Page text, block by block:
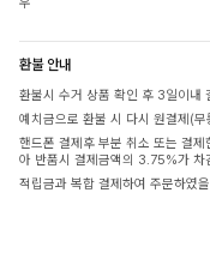
환불 안내
환불시 수거 상품 확인 후 3일이내
예치금으로 환불 시 다시 원결제(
핸드폰 결제후 부분 취소 또는 결
아 반품시 결제금액의 3.75%가 차
적립금과 복합 결제하여 주문하였